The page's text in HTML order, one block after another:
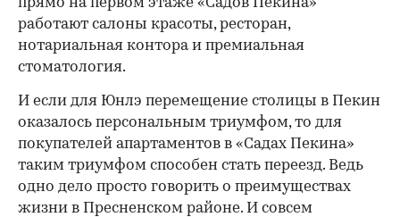
работают салоны красоты, ресторан,
нотариальная контора и премиальная
стоматология.
И если для Юнлэ перемещение столицы в Пекин
оказалось персональным триумфом, то для
покупателей апартаментов в «Садах Пекина»
таким триумфом способен стать переезд. Ведь
одно дело просто говорить о преимуществах
жизни в Пресненском районе. И совсем